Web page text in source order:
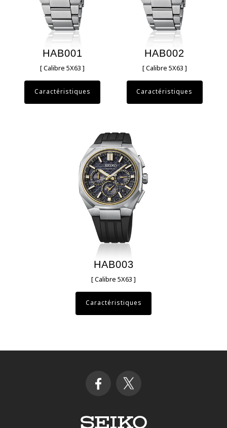
HAB001
[ Calibre 5X63 ]
Caractéristiques
HAB002
[ Calibre 5X63 ]
Caractéristiques
HAB003
[ Calibre 5X63 ]
Caractéristiques